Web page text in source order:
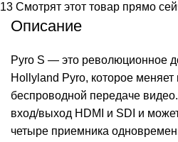
13 Смотрят этот товар прямо
Описание
Pyro S — это революционное
Hollyland Pyro, которое меняет
беспроводной передаче
вход/выход HDMI и SDI и
четыре приемника